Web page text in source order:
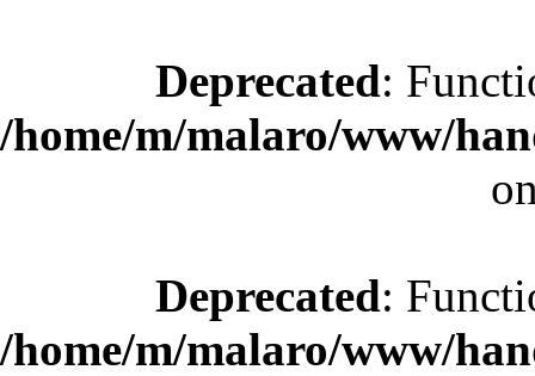
Deprecated:
/home/m/malaro/www/
Deprecated:
/home/m/malaro/www/